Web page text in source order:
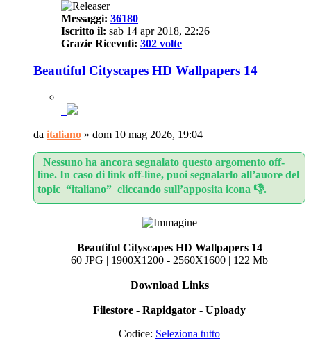
Messaggi: 36180
Iscritto il: sab 14 apr 2018, 22:26
Grazie Ricevuti: 302 volte
Beautiful Cityscapes HD Wallpapers 14
da italiano » dom 10 mag 2026, 19:04
Nessuno ha ancora segnalato questo argomento off-
line. In caso di link off-line, puoi segnalarlo all’auore del
topic “italiano” cliccando sull’apposita icona 👎.
Beautiful Cityscapes HD Wallpapers 14
60 JPG | 1900X1200 - 2560X1600 | 122 Mb
Download Links
Filestore - Rapidgator - Uploady
Codice: Seleziona tutto